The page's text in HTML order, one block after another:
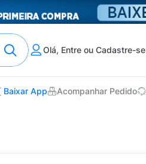
Olá, Entre ou Cadastre-se
Baixar App Acompanhar Pedido